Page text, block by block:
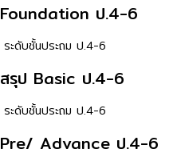
Foundation ป.4-6
ระดับชั้นประถม ป.4-6
สรุป Basic ป.4-6
ระดับชั้นประถม ป.4-6
Pre/ Advance ป.4-6